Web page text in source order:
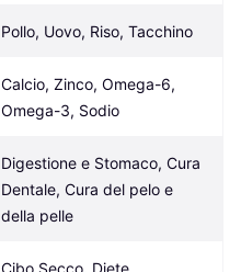
Pollo, Uovo, Riso, Tacchino
Calcio, Zinco, Omega-6,
Omega-3, Sodio
Digestione e Stomaco, Cura
Dentale, Cura del pelo e
della pelle
Cibo Secco, Diete